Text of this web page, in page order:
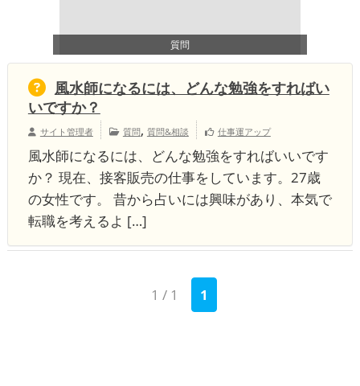
質問
風水師になるには、どんな勉強をすればい
いですか？
サイト管理者 質問, 質問&相談 仕事運アップ
風水師になるには、どんな勉強をすればいいです
か？ 現在、接客販売の仕事をしています。27歳
の女性です。 昔から占いには興味があり、本気で
転職を考えるよ […]
1 / 1 1